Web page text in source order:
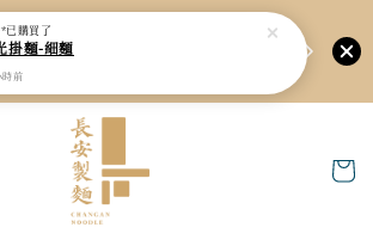
！會員單筆滿$2999享95折！
新品上架